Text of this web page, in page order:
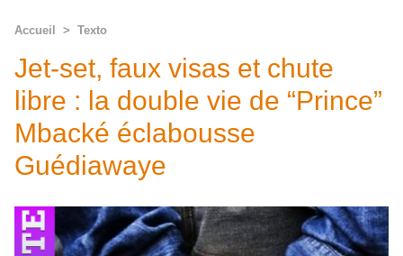
Accueil > Texto
Jet-set, faux visas et chute
libre : la double vie de “Prince”
Mbacké éclabousse
Guédiawaye